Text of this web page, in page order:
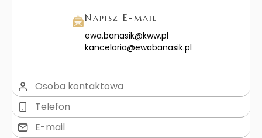
Napisz E-mail
ewa.banasik@kww.pl
kancelaria@ewabanasik.pl